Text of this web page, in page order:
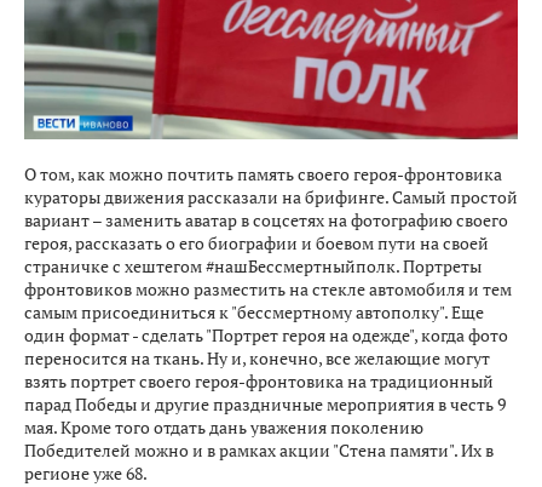
О том, как можно почтить память своего героя-фронтовика
кураторы движения рассказали на брифинге. Самый простой
вариант – заменить аватар в соцсетях на фотографию своего
героя, рассказать о его биографии и боевом пути на своей
страничке с хештегом #нашБессмертныйполк. Портреты
фронтовиков можно разместить на стекле автомобиля и тем
самым присоединиться к "бессмертному автополку". Еще
один формат - сделать "Портрет героя на одежде", когда фото
переносится на ткань. Ну и, конечно, все желающие могут
взять портрет своего героя-фронтовика на традиционный
парад Победы и другие праздничные мероприятия в честь 9
мая. Кроме того отдать дань уважения поколению
Победителей можно и в рамках акции "Стена памяти". Их в
регионе уже 68.